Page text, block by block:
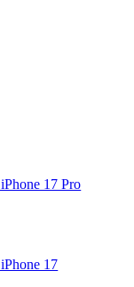
iPhone 17 Pro
iPhone 17